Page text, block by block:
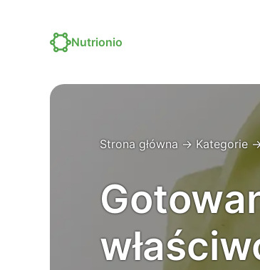
Nutrionio
Strona główna → Kategorie